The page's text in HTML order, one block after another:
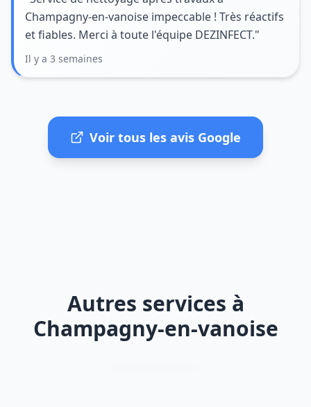
Champagny-en-vanoise impeccable ! Très réactifs
et fiables. Merci à toute l'équipe DEZINFECT."
Il y a 3 semaines
Voir tous les avis Google
Autres services à
Champagny-en-vanoise